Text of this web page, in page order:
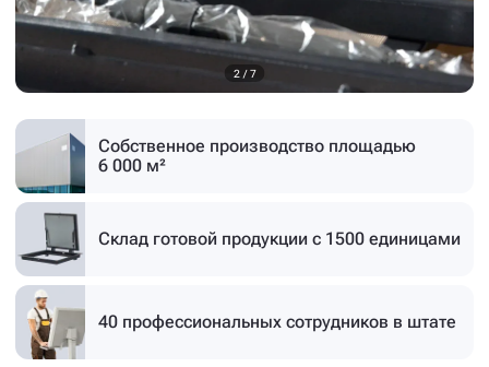
3 / 7
Собственное производство площадью
6 000 м²
Склад готовой продукции с 1500 единицами
40 профессиональных сотрудников в штате